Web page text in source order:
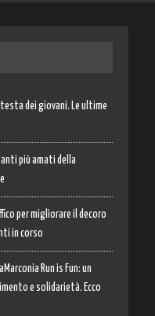
dei giovani. Le ultime
più amati della
per migliorare il decoro
in corso
Run is Fun: un
e solidarietà. Ecco